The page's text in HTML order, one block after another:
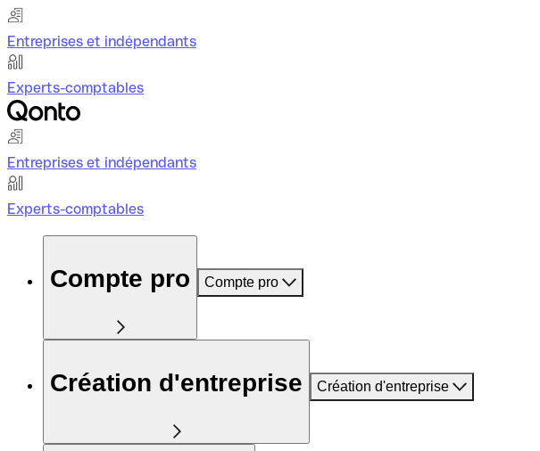
Entreprises et indépendants
Experts-comptables
Entreprises et indépendants
Experts-comptables
Compte pro Compte pro
Création d'entreprise Création d'entreprise